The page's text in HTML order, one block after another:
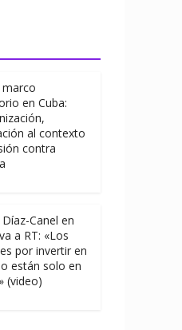
en Cuba:
al contexto
contra
Canel en
a RT: «Los
por invertir en
están solo en
(video)